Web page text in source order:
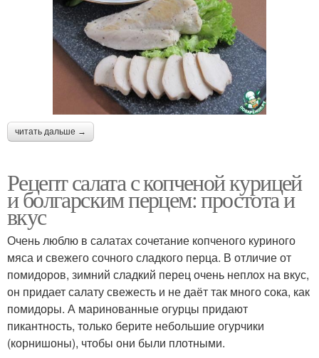
читать дальше →
Рецепт салата с копченой курицей
и болгарским перцем: простота и
вкус
Очень люблю в салатах сочетание копченого куриного
мяса и свежего сочного сладкого перца. В отличие от
помидоров, зимний сладкий перец очень неплох на вкус,
он придает салату свежесть и не даёт так много сока, как
помидоры. А маринованные огурцы придают
пикантность, только берите небольшие огурчики
(корнишоны), чтобы они были плотными.